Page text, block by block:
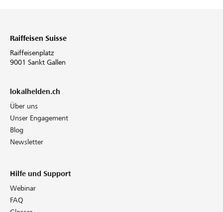
Raiffeisen Suisse
Raiffeisenplatz
9001 Sankt Gallen
lokalhelden.ch
Über uns
Unser Engagement
Blog
Newsletter
Hilfe und Support
Webinar
FAQ